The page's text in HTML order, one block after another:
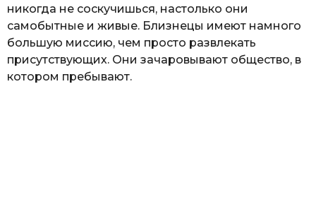
никогда не соскучишься, настолько они
самобытные и живые. Близнецы имеют намного
большую миссию, чем просто развлекать
присутствующих. Они зачаровывают общество, в
котором пребывают.